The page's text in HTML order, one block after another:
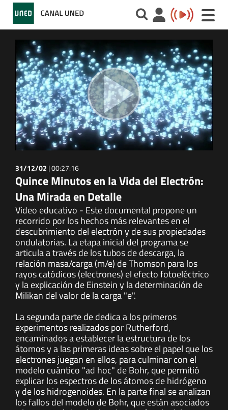
Toggle
31/12/02 |00:27:16
Quince Minutos en la Vida del Electrón:
Una Mirada en Detalle
Video educativo - Este documental propone un
recorrido por los hechos más relevantes en el
descubrimiento del electrón y de sus propiedades
ondulatorias. La etapa inicial del programa se
articula a través de los tubos de descarga, la
relación masa/carga (m/e) de Thomson para los
rayos catódicos (electrones) el efecto fotoeléctrico
y la explicación de Einstein y la determinación de
Milikan del valor de la carga "e".
La segunda parte de dedica a los primeros
experimentos realizados por Rutherford,
encaminados a establecer la estructura de los
átomos y a las primeras ideas sobre el papel que los
electrones juegan en ellos, para culminar con el
modelo cuántico "ad hoc" de Bohr, que permitió
explicar los espectros de los átomos de hidrógeno
y de los hidrogenoides. En la parte final se analizan
los fallos del modelo de Bohr, que están asociados